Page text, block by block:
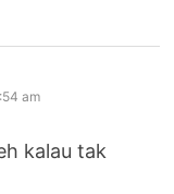
am
kalau tak